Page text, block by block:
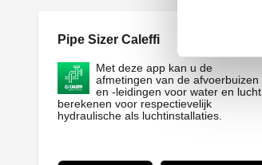
Pipe Sizer Caleffi
Met deze app kan u de
afmetingen van de afvoerbuizen
en -leidingen voor water en lucht
berekenen voor respectievelijk
hydraulische als luchtinstallaties.